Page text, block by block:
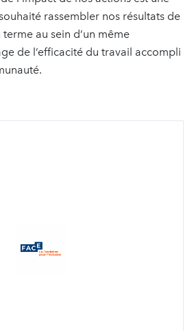
rassembler nos résultats de
au sein d’un même
de l’efficacité du travail accompli